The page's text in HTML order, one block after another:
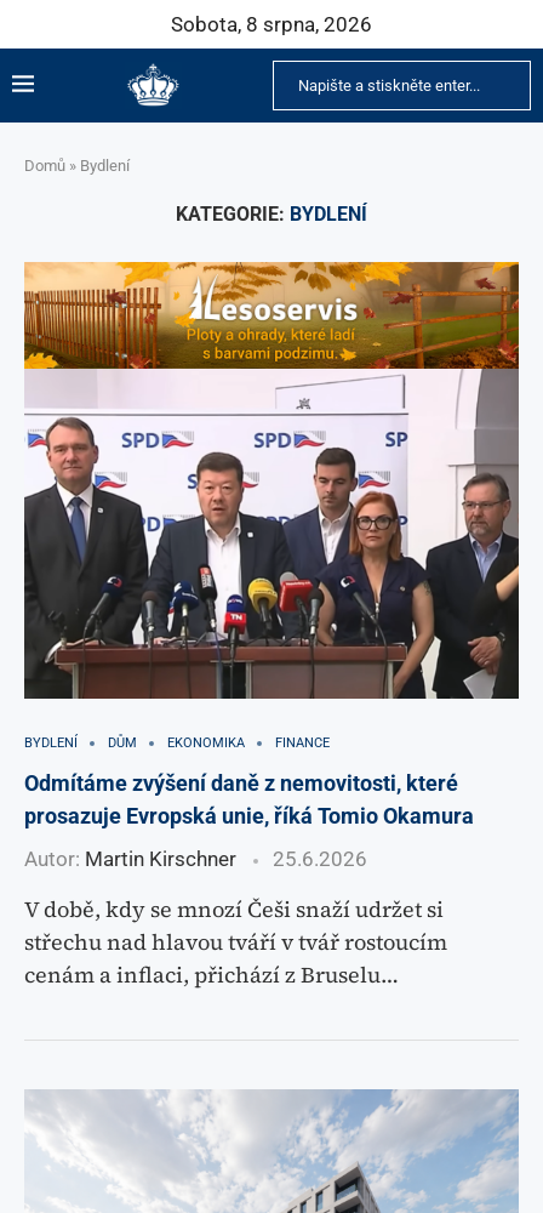
Sobota, 8 srpna, 2026
Domů » Bydlení
KATEGORIE: BYDLENÍ
BYDLENÍ DŮM EKONOMIKA FINANCE
Odmítáme zvýšení daně z nemovitosti, které
prosazuje Evropská unie, říká Tomio Okamura
Autor: Martin Kirschner 25.6.2026
V době, kdy se mnozí Češi snaží udržet si
střechu nad hlavou tváří v tvář rostoucím
cenám a inflaci, přichází z Bruselu…